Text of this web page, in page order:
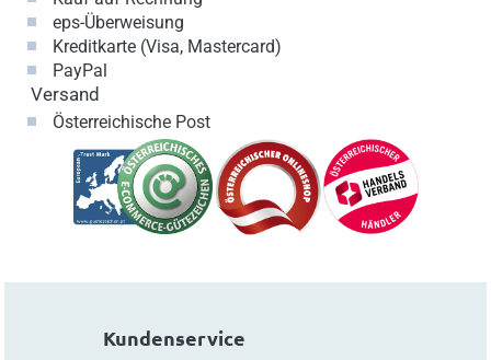
eps-Überweisung
Kreditkarte (Visa, Mastercard)
PayPal
Versand
Österreichische Post
Kundenservice